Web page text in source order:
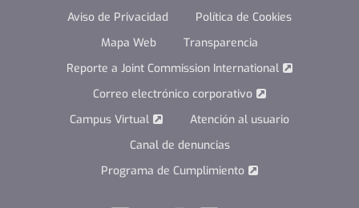
Aviso de Privacidad
Política de Cookies
Mapa Web
Transparencia
Reporte a Joint Commission International
Correo electrónico corporativo
Campus Virtual
Atención al usuario
Canal de denuncias
Programa de Cumplimiento